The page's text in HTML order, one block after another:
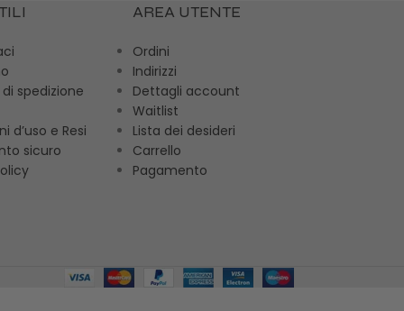
spedizione
d’uso e Resi
sicuro
AREA UTENTE
Ordini
Indirizzi
Dettagli account
Waitlist
Lista dei desideri
Carrello
Pagamento